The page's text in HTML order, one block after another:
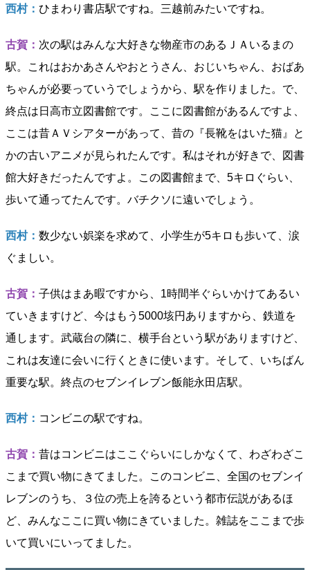
西村： ひまわり書店駅ですね。三越前みたいですね。
古賀： 次の駅はみんな大好きな物産市のあるＪＡいるまの
駅。これはおかあさんやおとうさん、おじいちゃん、おばあ
ちゃんが必要っていうでしょうから、駅を作りました。で、
終点は日高市立図書館です。ここに図書館があるんですよ、
ここは昔ＡＶシアターがあって、昔の『長靴をはいた猫』と
かの古いアニメが見られたんです。私はそれが好きで、図書
館大好きだったんですよ。この図書館まで、5キロぐらい、
歩いて通ってたんです。バチクソに遠いでしょう。
西村： 数少ない娯楽を求めて、小学生が5キロも歩いて、涙
ぐましい。
古賀： 子供はまあ暇ですから、1時間半ぐらいかけてあるい
ていきますけど、今はもう5000垓円ありますから、鉄道を
通します。武蔵台の隣に、横手台という駅がありますけど、
これは友達に会いに行くときに使います。そして、いちばん
重要な駅。終点のセブンイレブン飯能永田店駅。
西村： コンビニの駅ですね。
古賀： 昔はコンビニはここぐらいにしかなくて、わざわざこ
こまで買い物にきてました。このコンビニ、全国のセブンイ
レブンのうち、３位の売上を誇るという都市伝説があるほ
ど、みんなここに買い物にきていました。雑誌をここまで歩
いて買いにいってました。